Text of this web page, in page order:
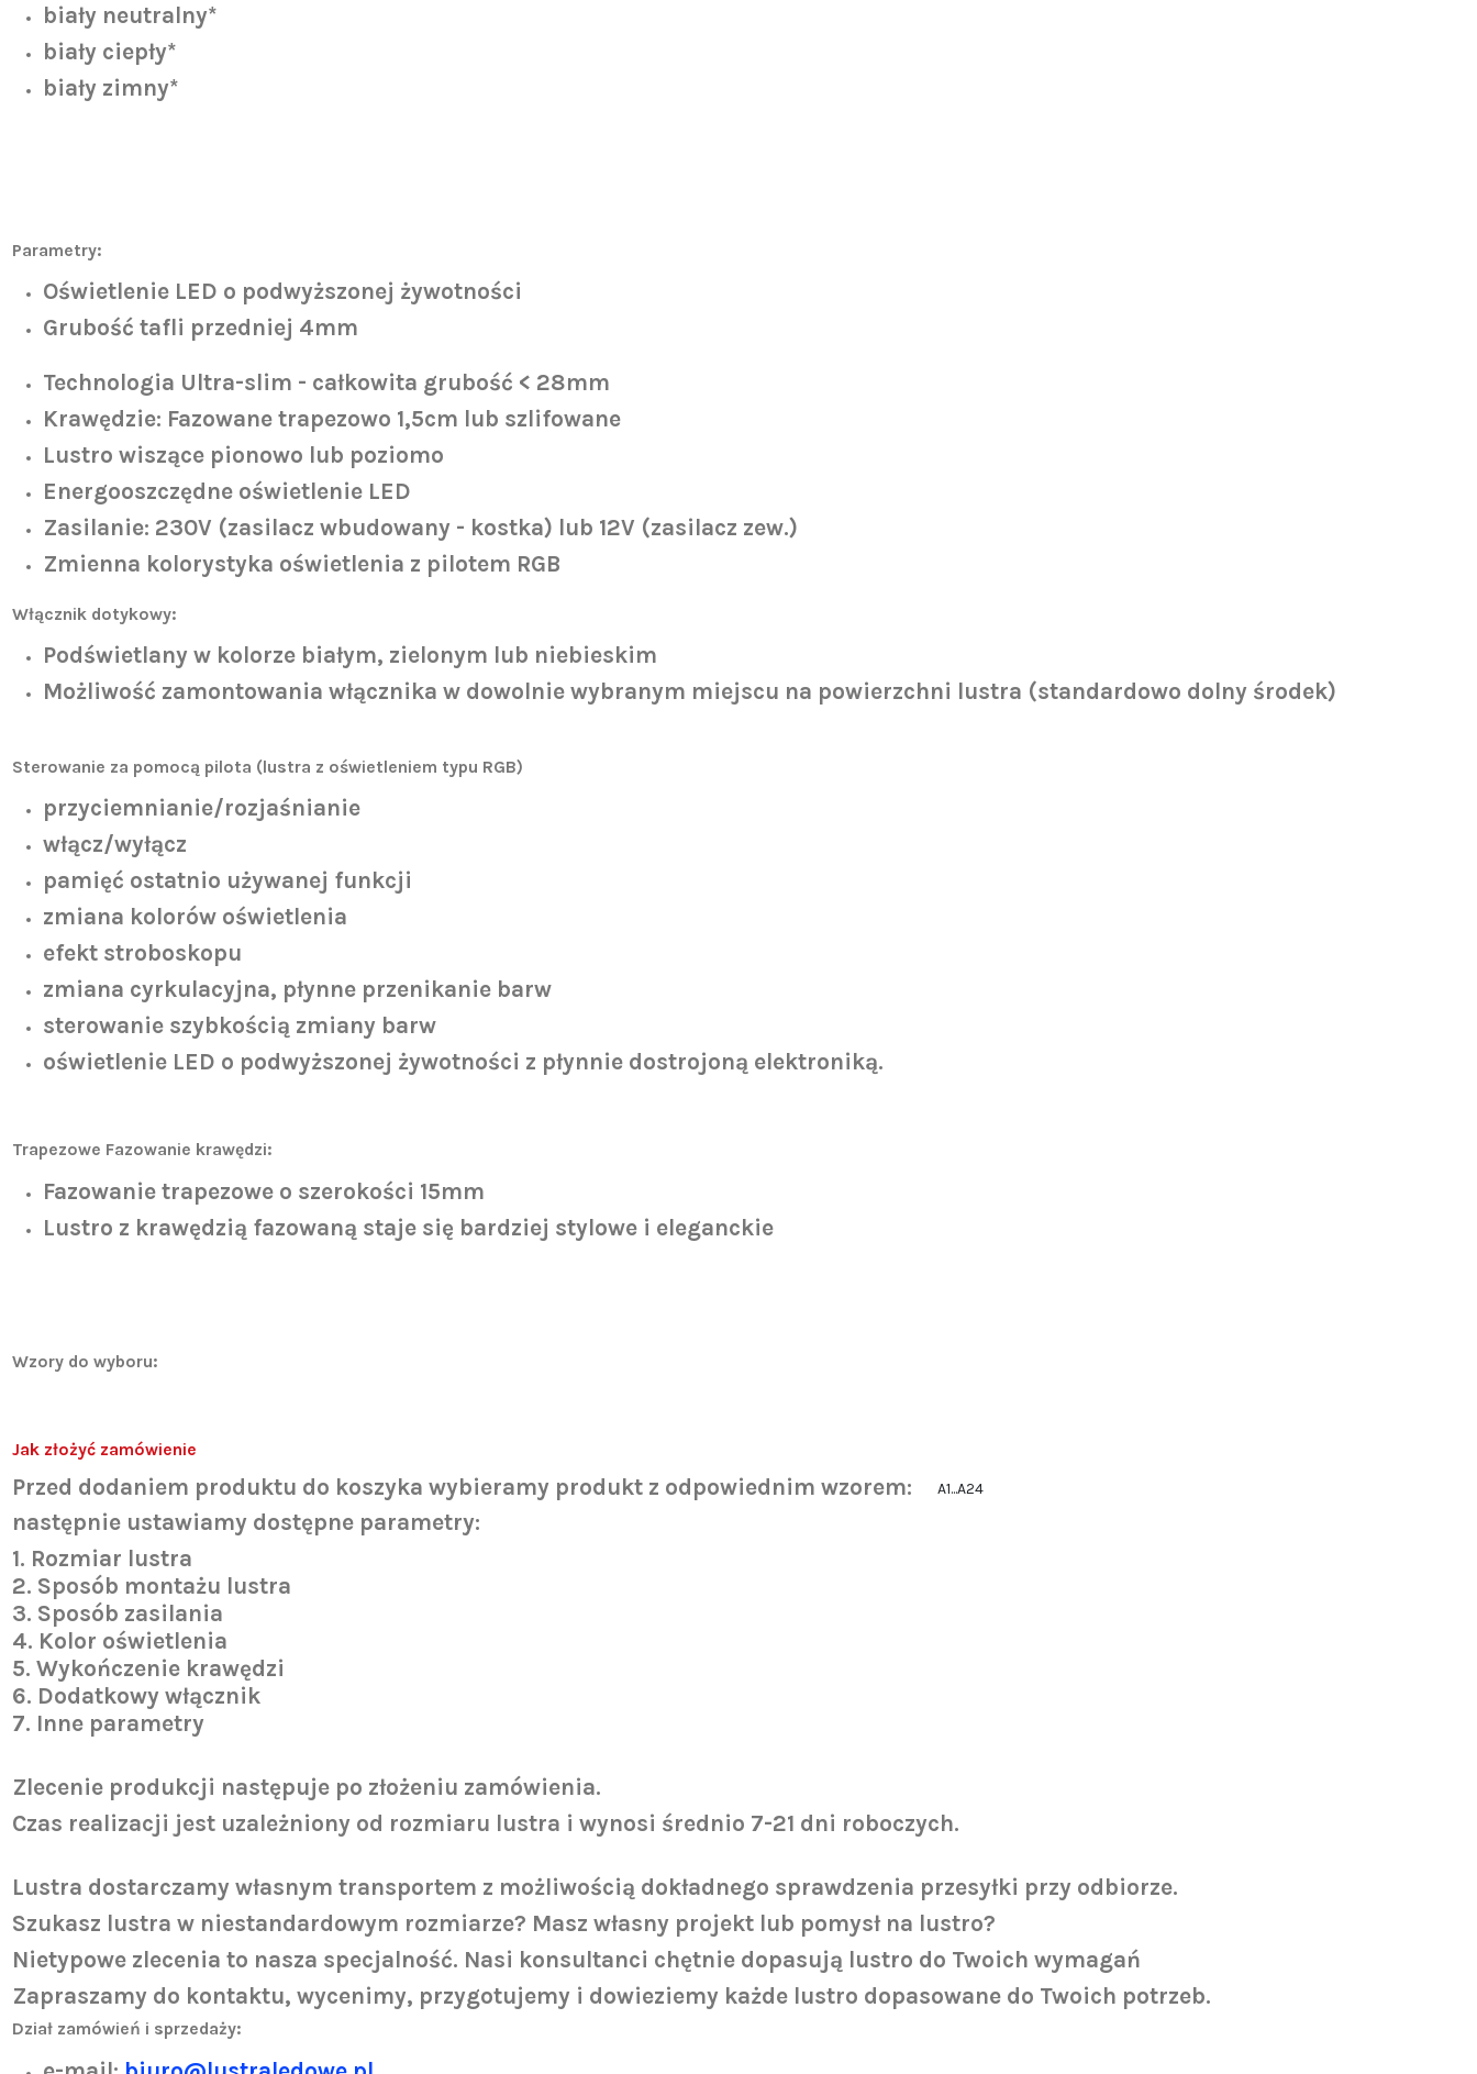
biały neutralny*
biały ciepły*
biały zimny*
Parametry:
Oświetlenie LED o podwyższonej żywotności
Grubość tafli przedniej 4mm
Technologia Ultra-slim - całkowita grubość < 28mm
Krawędzie: Fazowanetrapezowo 1,5cm lub szlifowane
Lustro wiszące pionowo lub poziomo
Energooszczędne oświetlenie LED
Zasilanie: 230V (zasilacz wbudowany - kostka) lub 12V (zasilacz zew.)
Zmienna kolorystyka oświetlenia z pilotem RGB
Włącznik dotykowy:
Podświetlany w kolorze białym, zielonym lub niebieskim
Możliwość zamontowania włącznika w dowolnie wybranym miejscu na powierzchni lustra (standardowo dolny środek)
Sterowanie za pomocą pilota (lustra z oświetleniem typu RGB)
przyciemnianie/rozjaśnianie
włącz/wyłącz
pamięć ostatnio używanej funkcji
zmiana kolorów oświetlenia
efekt stroboskopu
zmiana cyrkulacyjna, płynne przenikanie barw
sterowanie szybkością zmiany barw
oświetlenie LED o podwyższonej żywotności z płynnie dostrojoną elektroniką.
Trapezowe Fazowanie krawędzi:
Fazowanie trapezowe o szerokości 15mm
Lustro z krawędzią fazowaną staje się bardziej stylowe i eleganckie
Wzory do wyboru:
Jak złożyć zamówienie
Przed dodaniem produktu do koszyka wybieramy produkt z odpowiednim wzorem: A1...A24
następnie ustawiamy dostępne parametry:
1. Rozmiar lustra
2. Sposób montażu lustra
3. Sposób zasilania
4. Kolor oświetlenia
5. Wykończenie krawędzi
6. Dodatkowy włącznik
7. Inne parametry
Zlecenie produkcji następuje po złożeniu zamówienia.
Czas realizacji jest uzależniony od rozmiaru lustra i wynosi średnio 7-21 dni roboczych.
Lustra dostarczamy własnym transportem z możliwością dokładnego sprawdzenia przesyłki przy odbiorze.
Szukasz lustra w niestandardowym rozmiarze? Masz własny projekt lub pomysł na lustro?
Nietypowe zlecenia to nasza specjalność. Nasi konsultanci chętnie dopasują lustro do Twoich wymagań
Zapraszamy do kontaktu, wycenimy, przygotujemy i dowieziemy każde lustro dopasowane do Twoich potrzeb.
Dział zamówień i sprzedaży: